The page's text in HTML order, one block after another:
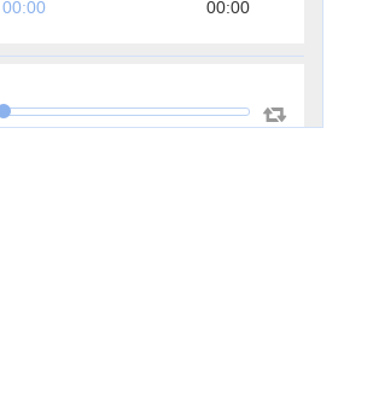
00:00 00:00
00:00 00:00